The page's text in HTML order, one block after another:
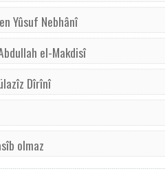
Yûsuf Nebhânî
el-Makdisî
Dîrînî
olmaz